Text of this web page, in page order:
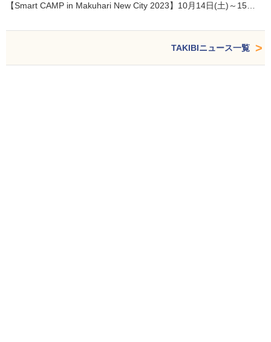
【Smart CAMP in Makuhari New City 2023】10月14日(土)～15…
TAKIBIニュース一覧